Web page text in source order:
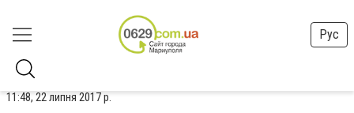
Рус
11:48, 22 липня 2017 р.